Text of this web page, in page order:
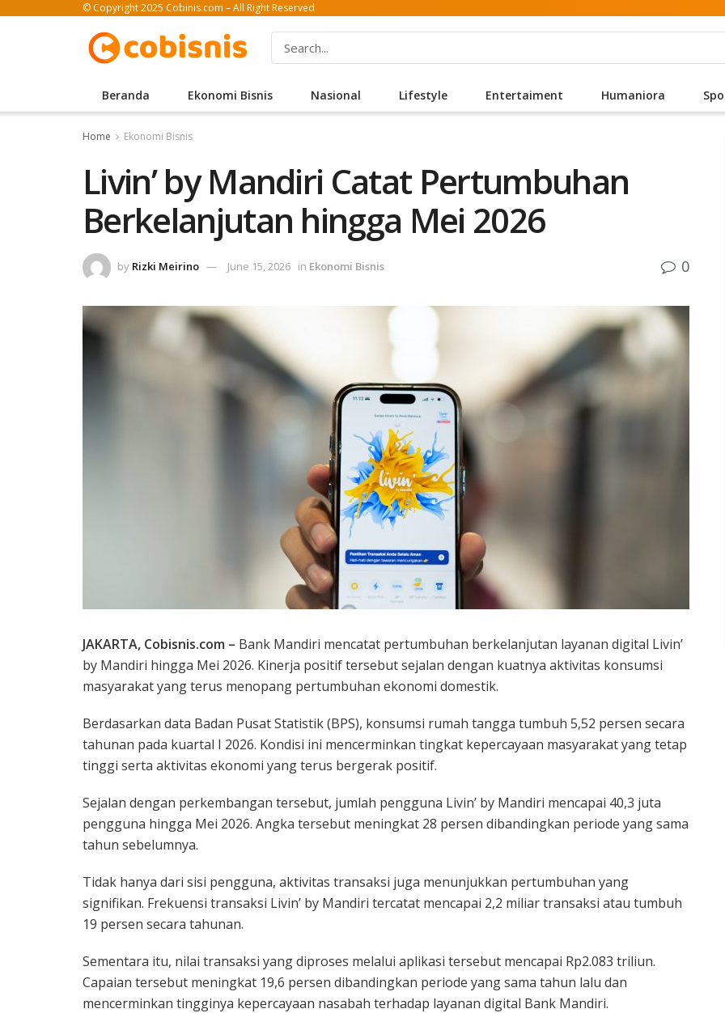
© Copyright 2025 Cobinis.com – All Right Reserved
Beranda Ekonomi Bisnis Nasional Lifestyle Entertaiment Humaniora
Home Ekonomi Bisnis
Livin’ by Mandiri Catat Pertumbuhan
Berkelanjutan hingga Mei 2026
by Rizki Meirino June 15, 2026 in Ekonomi Bisnis 0
JAKARTA, Cobisnis.com – Bank Mandiri mencatat pertumbuhan berkelanjutan layanan digital Livin’
by Mandiri hingga Mei 2026. Kinerja positif tersebut sejalan dengan kuatnya aktivitas konsumsi
masyarakat yang terus menopang pertumbuhan ekonomi domestik.
Berdasarkan data Badan Pusat Statistik (BPS), konsumsi rumah tangga tumbuh 5,52 persen secara
tahunan pada kuartal I 2026. Kondisi ini mencerminkan tingkat kepercayaan masyarakat yang tetap
tinggi serta aktivitas ekonomi yang terus bergerak positif.
Sejalan dengan perkembangan tersebut, jumlah pengguna Livin’ by Mandiri mencapai 40,3 juta
pengguna hingga Mei 2026. Angka tersebut meningkat 28 persen dibandingkan periode yang sama
tahun sebelumnya.
Tidak hanya dari sisi pengguna, aktivitas transaksi juga menunjukkan pertumbuhan yang
signifikan. Frekuensi transaksi Livin’ by Mandiri tercatat mencapai 2,2 miliar transaksi atau tumbuh
19 persen secara tahunan.
Sementara itu, nilai transaksi yang diproses melalui aplikasi tersebut mencapai Rp2.083 triliun.
Capaian tersebut meningkat 19,6 persen dibandingkan periode yang sama tahun lalu dan
mencerminkan tingginya kepercayaan nasabah terhadap layanan digital Bank Mandiri.